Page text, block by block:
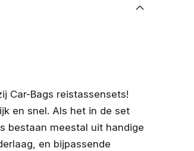
Car-Bags reistassensets!
en snel. Als het in de set
bestaan meestal uit handige
en bijpassende